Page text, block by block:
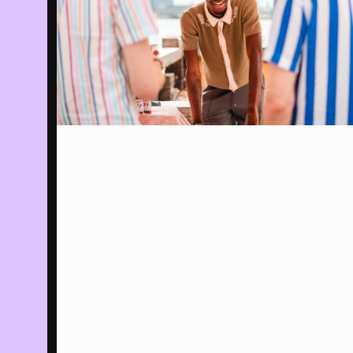
EVENT
03/08/2026-
31/12/2026